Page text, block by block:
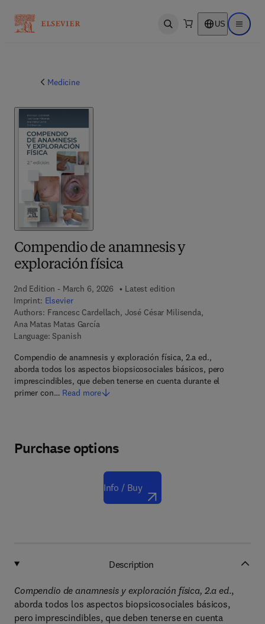
Open search US Open
Medicine
Compendio de anamnesis y
exploración física
2nd Edition - March 6, 2026
Latest edition
Imprint: Elsevier
Authors: Francesc Cardellach, José César Milisenda,
Ana Matas Matas García
Language: Spanish
Compendio de anamnesis y exploración física, 2.a ed.,
aborda todos los aspectos biopsicosociales básicos, pero
imprescindibles, que deben tenerse en cuenta durante el
primer con… Read more
Purchase options
Info / Buy
Description
Compendio de anamnesis y exploración física, 2.a ed.,
aborda todos los aspectos biopsicosociales básicos,
pero imprescindibles, que deben tenerse en cuenta